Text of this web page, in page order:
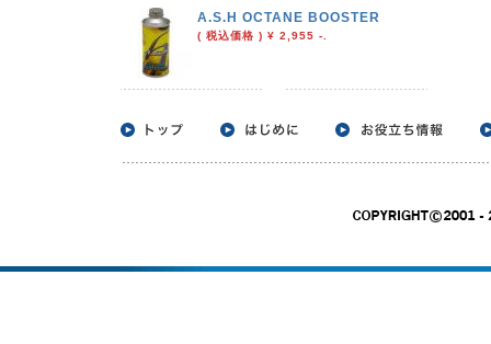
A.S.H OCTANE BOOSTER
( 税込価格 ) ¥ 2,955 -.